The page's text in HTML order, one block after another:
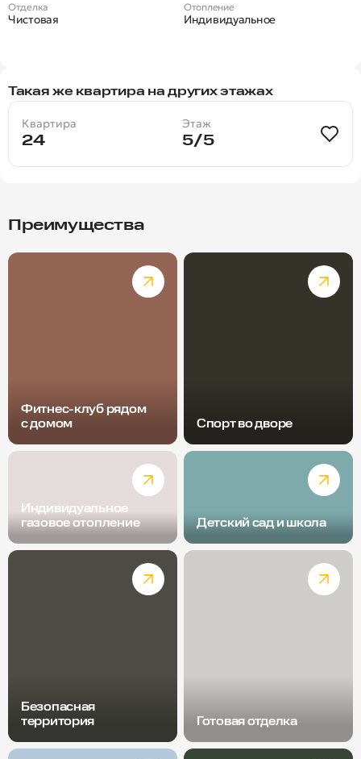
Отделка
Чистовая
Отопление
Индивидуальное
Такая же квартира на других этажах
Квартира
24
Этаж
5/5
Преимущества
Фитнес-клуб рядом
с домом
Спорт во дворе
Индивидуальное
газовое отопление
Детский сад и школа
Безопасная
территория
Готовая отделка